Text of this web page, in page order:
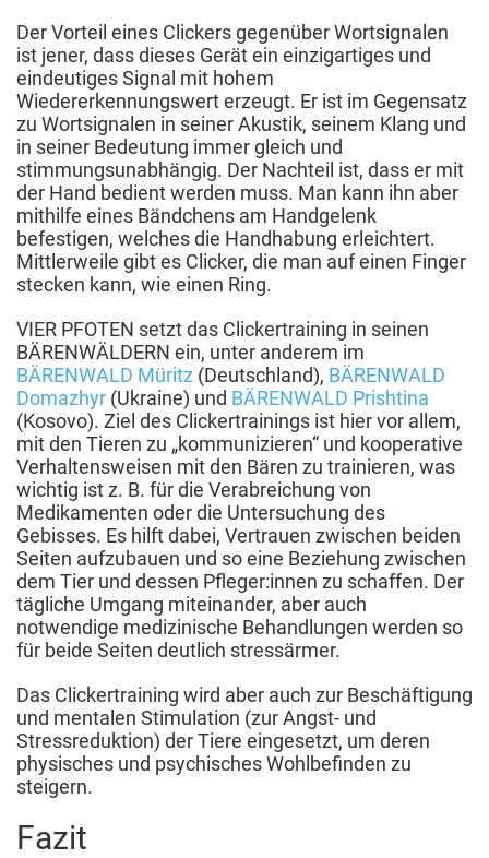
Der Vorteil eines Clickers gegenüber Wortsignalen
ist jener, dass dieses Gerät ein einzigartiges und
eindeutiges Signal mit hohem
Wiedererkennungswert erzeugt. Er ist im Gegensatz
zu Wortsignalen in seiner Akustik, seinem Klang und
in seiner Bedeutung immer gleich und
stimmungsunabhängig. Der Nachteil ist, dass er mit
der Hand bedient werden muss. Man kann ihn aber
mithilfe eines Bändchens am Handgelenk
befestigen, welches die Handhabung erleichtert.
Mittlerweile gibt es Clicker, die man auf einen Finger
stecken kann, wie einen Ring.
VIER PFOTEN setzt das Clickertraining in seinen
BÄRENWÄLDERN ein, unter anderem im
BÄRENWALD Müritz (Deutschland), BÄRENWALD
Domazhyr (Ukraine) und BÄRENWALD Prishtina
(Kosovo). Ziel des Clickertrainings ist hier vor allem,
mit den Tieren zu „kommunizieren“ und kooperative
Verhaltensweisen mit den Bären zu trainieren, was
wichtig ist z. B. für die Verabreichung von
Medikamenten oder die Untersuchung des
Gebisses. Es hilft dabei, Vertrauen zwischen beiden
Seiten aufzubauen und so eine Beziehung zwischen
dem Tier und dessen Pfleger:innen zu schaffen. Der
tägliche Umgang miteinander, aber auch
notwendige medizinische Behandlungen werden so
für beide Seiten deutlich stressärmer.
Das Clickertraining wird aber auch zur Beschäftigung
und mentalen Stimulation (zur Angst- und
Stressreduktion) der Tiere eingesetzt, um deren
physisches und psychisches Wohlbefinden zu
steigern.
Fazit